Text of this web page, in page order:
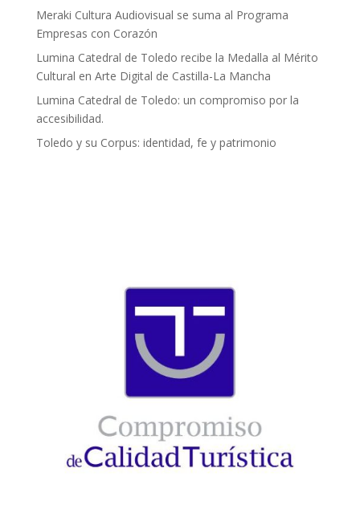
Meraki Cultura Audiovisual se suma al Programa
Empresas con Corazón
Lumina Catedral de Toledo recibe la Medalla al Mérito
Cultural en Arte Digital de Castilla-La Mancha
Lumina Catedral de Toledo: un compromiso por la
accesibilidad.
Toledo y su Corpus: identidad, fe y patrimonio